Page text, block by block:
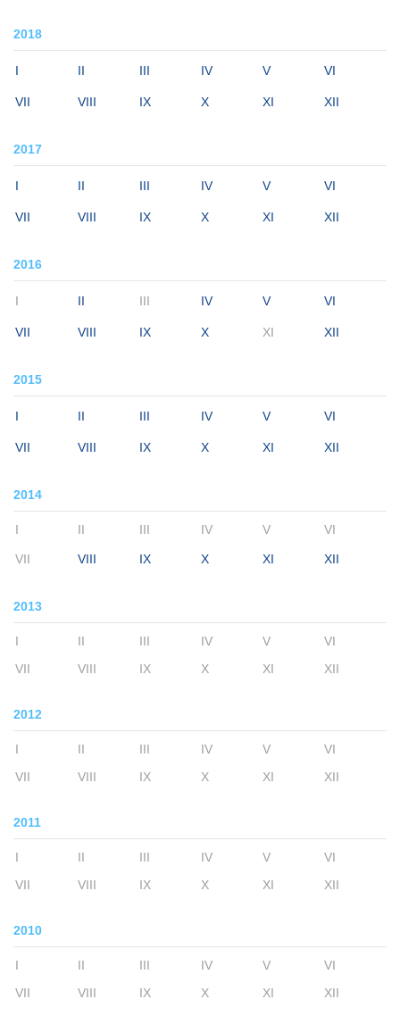
2018
I II III IV V VI
VII VIII IX X XI XII
2017
I II III IV V VI
VII VIII IX X XI XII
2016
I II III IV V VI
VII VIII IX X XI XII
2015
I II III IV V VI
VII VIII IX X XI XII
2014
I II III IV V VI
VII VIII IX X XI XII
2013
I II III IV V
VI
VII
VIII IX X XI XII
2012
I II III IV V
VI
VII
VIII IX X XI XII
2011
I II III IV V
VI
VII
VIII IX X XI XII
2010
I II III IV V
VI
VII
VIII IX X XI XII